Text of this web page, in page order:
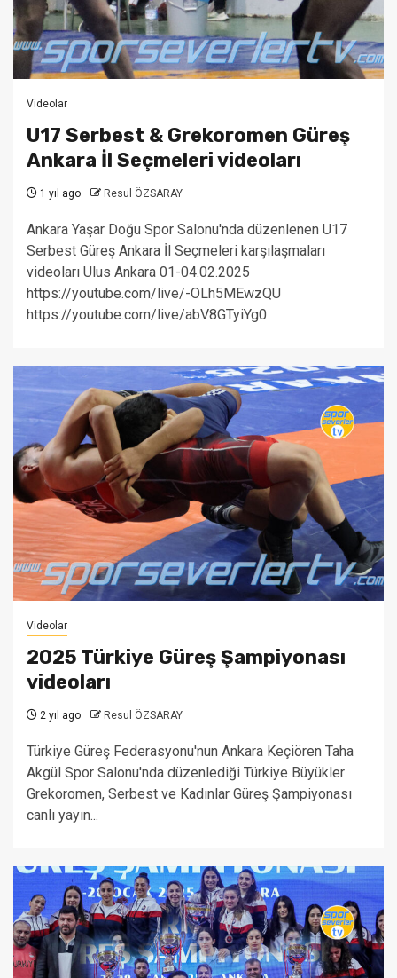
Videolar
U17 Serbest & Grekoromen Güreş
Ankara İl Seçmeleri videoları
1 yıl ago Resul ÖZSARAY
Ankara Yaşar Doğu Spor Salonu'nda düzenlenen U17
Serbest Güreş Ankara İl Seçmeleri karşılaşmaları
videoları Ulus Ankara 01-04.02.2025
https://youtube.com/live/-OLh5MEwzQU
https://youtube.com/live/abV8GTyiYg0
Videolar
2025 Türkiye Güreş Şampiyonası
videoları
2 yıl ago Resul ÖZSARAY
Türkiye Güreş Federasyonu'nun Ankara Keçiören Taha
Akgül Spor Salonu'nda düzenlediği Türkiye Büyükler
Grekoromen, Serbest ve Kadınlar Güreş Şampiyonası
canlı yayın...